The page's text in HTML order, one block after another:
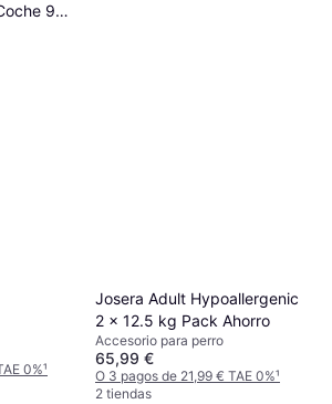
95
0%¹
Josera Adult Hypoallergenic
2 x 12.5 kg Pack Ahorro
Accesorio para perro
65,99 €
O 3 pagos de 21,99 € TAE 0%¹
2 tiendas